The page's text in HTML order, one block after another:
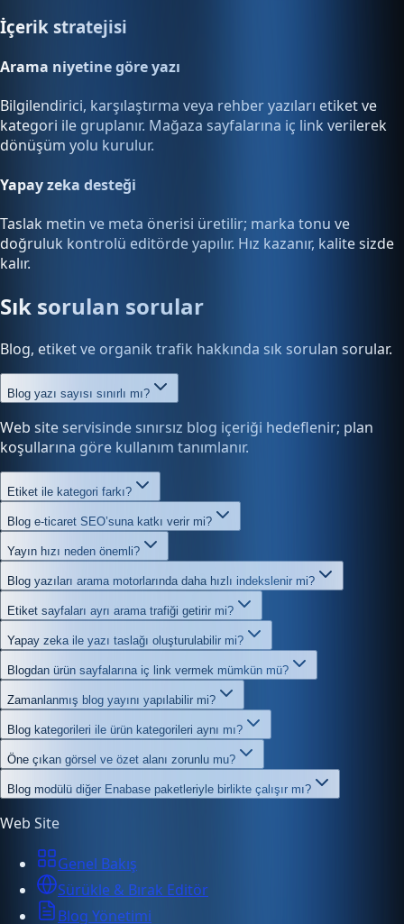
İçerik stratejisi
Arama niyetine göre yazı
Bilgilendirici, karşılaştırma veya rehber yazıları etiket ve
kategori ile gruplanır. Mağaza sayfalarına iç link verilerek
dönüşüm yolu kurulur.
Yapay zeka desteği
Taslak metin ve meta önerisi üretilir; marka tonu ve
doğruluk kontrolü editörde yapılır. Hız kazanır, kalite sizde
kalır.
Sık sorulan sorular
Blog, etiket ve organik trafik hakkında sık sorulan sorular.
Blog yazı sayısı sınırlı mı?
Web site servisinde sınırsız blog içeriği hedeflenir; plan
koşullarına göre kullanım tanımlanır.
Etiket ile kategori farkı?
Blog e-ticaret SEO’suna katkı verir mi?
Yayın hızı neden önemli?
Blog yazıları arama motorlarında daha hızlı indekslenir mi?
Etiket sayfaları ayrı arama trafiği getirir mi?
Yapay zeka ile yazı taslağı oluşturulabilir mi?
Blogdan ürün sayfalarına iç link vermek mümkün mü?
Zamanlanmış blog yayını yapılabilir mi?
Blog kategorileri ile ürün kategorileri aynı mı?
Öne çıkan görsel ve özet alanı zorunlu mu?
Blog modülü diğer Enabase paketleriyle birlikte çalışır mı?
Web Site
Genel Bakış
Sürükle & Bırak Editör
Blog Yönetimi